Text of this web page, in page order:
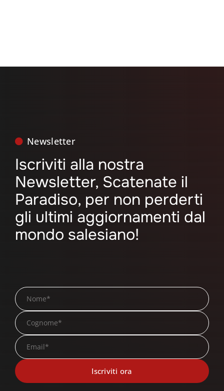
Newsletter
Iscriviti alla nostra
Newsletter, Scatenate il
Paradiso, per non perderti
gli ultimi aggiornamenti dal
mondo salesiano!
Search